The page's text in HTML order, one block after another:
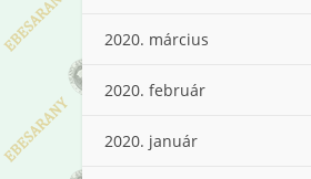
2020. március
2020. február
2020. január